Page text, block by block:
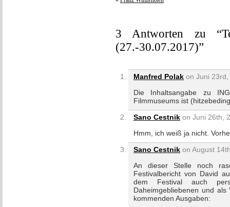
3 Antworten zu
(27.-30.07.2017)”
Manfred Polak on Juni
Die Inhaltsangabe zu
Filmmuseums ist
Sano Cestnik on Juni 26th,
Hmm, ich weiß ja nicht.
Sano Cestnik on August
An dieser Stelle noch
Festivalbericht von David
dem Festival auch
Daheimgebliebenen und
kommenden Ausgaben: